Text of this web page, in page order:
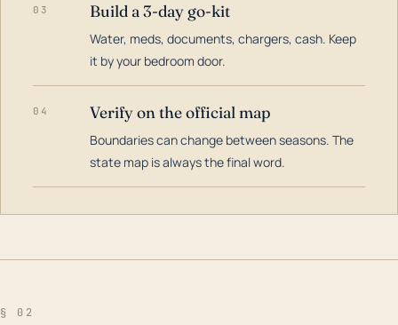
03 Build a 3-day go-kit
Water, meds, documents, chargers, cash. Keep
it by your bedroom door.
04 Verify on the official map
Boundaries can change between seasons. The
state map is always the final word.
§ 02